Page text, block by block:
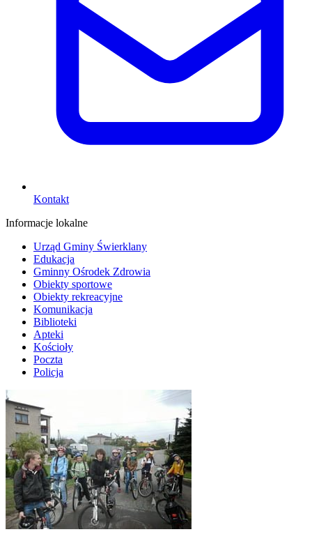
Kontakt
Informacje lokalne
Urząd Gminy Świerklany
Edukacja
Gminny Ośrodek Zdrowia
Obiekty sportowe
Obiekty rekreacyjne
Komunikacja
Biblioteki
Apteki
Kościoły
Poczta
Policja